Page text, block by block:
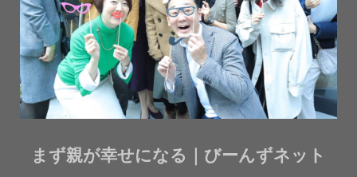
まず親が幸せになる｜びーんずネット